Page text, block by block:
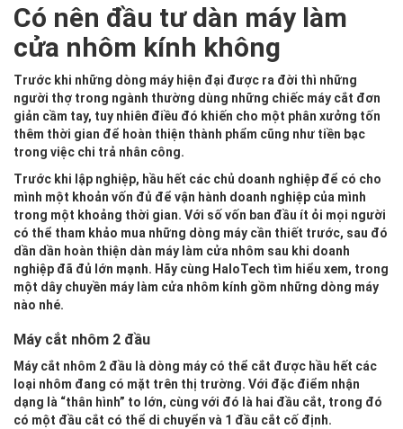
Có nên đầu tư dàn máy làm
cửa nhôm kính không
Trước khi những dòng máy hiện đại được ra đời thì những
người thợ trong ngành thường dùng những chiếc máy cắt đơn
giản cầm tay, tuy nhiên điều đó khiến cho một phân xưởng tốn
thêm thời gian để hoàn thiện thành phẩm cũng như tiền bạc
trong việc chi trả nhân công.
Trước khi lập nghiệp, hầu hết các chủ doanh nghiệp để có cho
mình một khoản vốn đủ để vận hành doanh nghiệp của mình
trong một khoảng thời gian. Với số vốn ban đầu ít ỏi mọi người
có thể tham khảo mua những dòng máy cần thiết trước, sau đó
dần dần hoàn thiện dàn máy làm cửa nhôm sau khi doanh
nghiệp đã đủ lớn mạnh. Hãy cùng HaloTech tìm hiểu xem, trong
một dây chuyền máy làm cửa nhôm kính gồm những dòng máy
nào nhé.
Máy cắt nhôm 2 đầu
Máy cắt nhôm 2 đầu là dòng máy có thể cắt được hầu hết các
loại nhôm đang có mặt trên thị trường. Với đặc điểm nhận
dạng là “thân hình” to lớn, cùng với đó là hai đầu cắt, trong đó
có một đầu cắt có thể di chuyển và 1 đầu cắt cố định.